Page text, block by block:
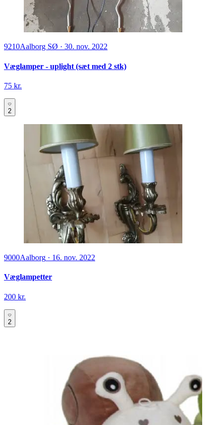
9210Aalborg SØ · 30. nov. 2022
Væglamper - uplight (sæt med 2 stk)
75 kr.
2
9000Aalborg · 16. nov. 2022
Væglampetter
200 kr.
2